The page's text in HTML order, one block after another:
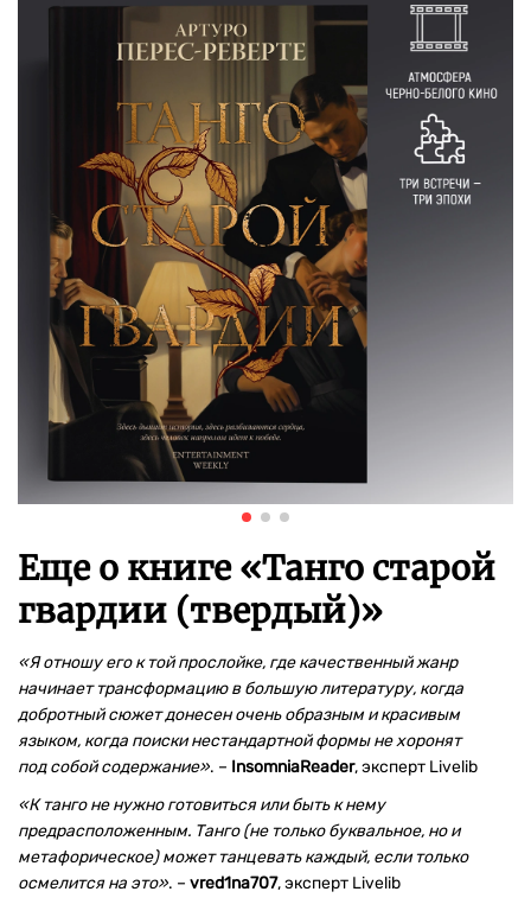
Еще о книге «Танго старой
гвардии (твердый)»
«Я отношу его к той прослойке, где качественный жанр
начинает трансформацию в большую литературу, когда
добротный сюжет донесен очень образным и красивым
языком, когда поиски нестандартной формы не хоронят
под собой содержание». – InsomniaReader, эксперт Livelib
«К танго не нужно готовиться или быть к нему
предрасположенным. Танго (не только буквальное, но и
метафорическое) может танцевать каждый, если только
осмелится на это». – vred1na707, эксперт Livelib